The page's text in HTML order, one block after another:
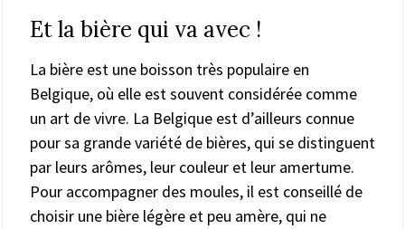
Et la bière qui va avec !
La bière est une boisson très populaire en
Belgique, où elle est souvent considérée comme
un art de vivre. La Belgique est d’ailleurs connue
pour sa grande variété de bières, qui se distinguent
par leurs arômes, leur couleur et leur amertume.
Pour accompagner des moules, il est conseillé de
choisir une bière légère et peu amère, qui ne